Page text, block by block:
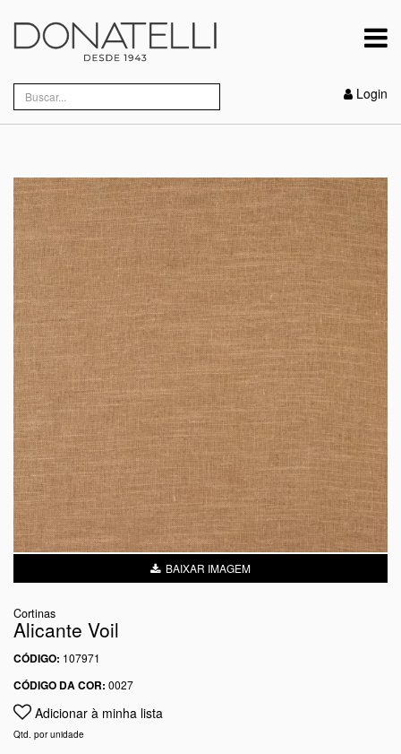
Login
BAIXAR IMAGEM
Cortinas
Alicante Voil
CÓDIGO: 107971
CÓDIGO DA COR: 0027
Adicionar à minha lista
Qtd. por unidade